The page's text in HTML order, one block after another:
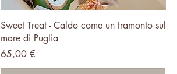
Vista rapida
Sweet Treat - Caldo come un tramonto sul
mare di Puglia
Prezzo
65,00 €